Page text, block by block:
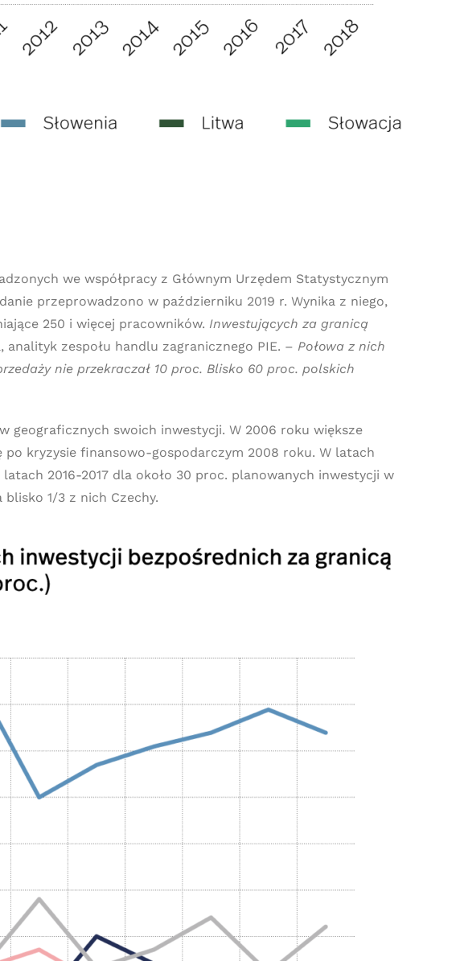
we współpracy z Głównym Urzędem Statystycznym
przeprowadzono w październiku 2019 r. Wynika z niego,
250 i więcej pracowników. Inwestujących za granicą
zespołu handlu zagranicznego PIE. – Połowa z nich
nie przekraczał 10 proc. Blisko 60 proc. polskich
geograficznych swoich inwestycji. W 2006 roku większe
po kryzysie finansowo-gospodarczym 2008 roku. W latach
2016-2017 dla około 30 proc. planowanych inwestycji w
1/3 z nich Czechy.